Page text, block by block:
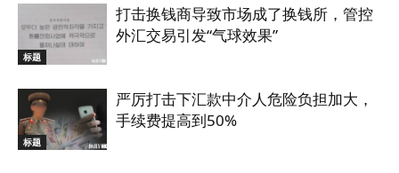
标题
打击换钱商导致市场成了换钱所，管控
外汇交易引发“气球效果”
标题
严厉打击下汇款中介人危险负担加大，
手续费提高到50%